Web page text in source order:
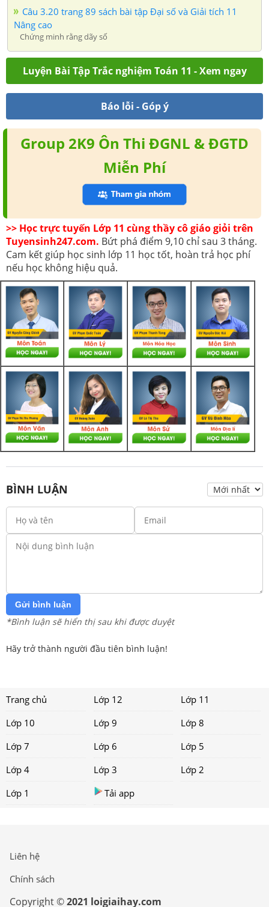
Câu 3.20 trang 89 sách bài tập Đại số và Giải tích 11
Nâng cao
Chứng minh rằng dãy số
Luyện Bài Tập Trắc nghiệm Toán 11 - Xem ngay
Báo lỗi - Góp ý
Group 2K9 Ôn Thi ĐGNL & ĐGTD
Miễn Phí
>> Học trực tuyến Lớp 11 cùng thầy cô giáo giỏi trên
Tuyensinh247.com. Bứt phá điểm 9,10 chỉ sau 3 tháng.
Cam kết giúp học sinh lớp 11 học tốt, hoàn trả học phí
nếu học không hiệu quả.
BÌNH LUẬN
Gửi bình luận
*Bình luận sẽ hiển thị sau khi được duyệt
Hãy trở thành người đầu tiên bình luận!
Trang chủ Lớp 12
Lớp 11
Lớp 10
Lớp 9
Lớp 8
Lớp 7
Lớp 6
Lớp 5
Lớp 4
Lớp 3
Lớp 2
Lớp 1
Tải app
Liên hệ
Chính sách
Copyright ©2021 loigiaihay.com